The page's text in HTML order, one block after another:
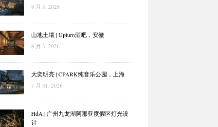
8 月 5, 2026
山地土壤 | Upturn酒吧，安徽
8 月 3, 2026
大奕明亮 | CPARK纯音乐公园，上海
7 月 31, 2026
HdA | 广州九龙湖阿那亚度假区灯光设
计